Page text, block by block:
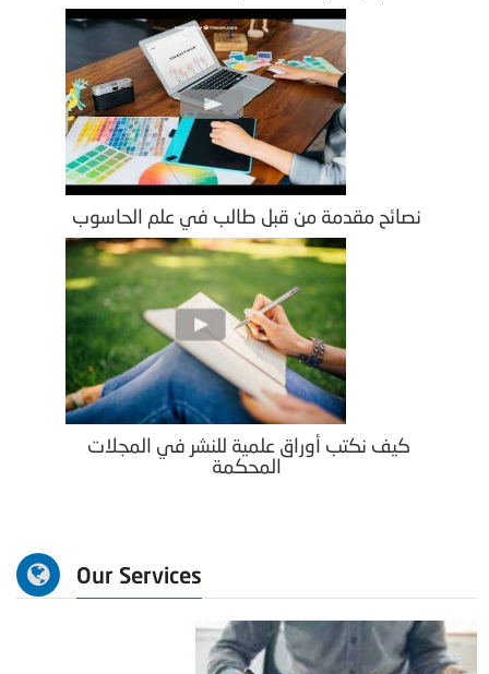
نصائح مقدمة من قبل طالب في علم الحاسوب
المحكمة
Our Services